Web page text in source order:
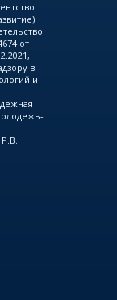
от
в
и